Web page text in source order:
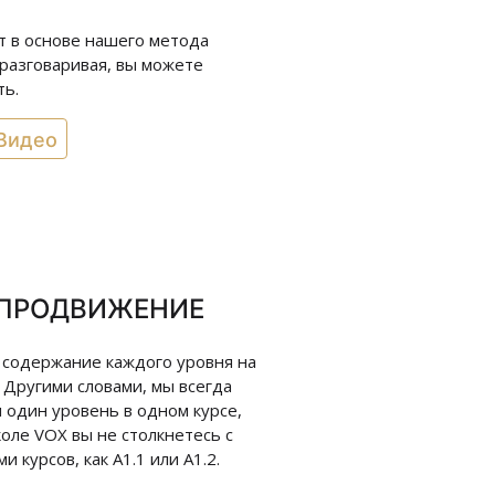
в основе нашего метода
вы можете
каждого уровня на
Другими словами, мы всегда
один уровень в одном курсе,
VOX вы не столкнетесь с
курсов, как A1.1 или A1.2.